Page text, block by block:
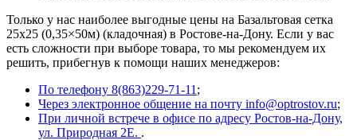
Только у нас наиболее выгодные цены на Базальтовая сетка
25х25 (0,35×50м) (кладочная) в Ростове-на-Дону. Если у вас
есть сложности при выборе товара, то мы рекомендуем их
решить, прибегнув к помощи наших менеджеров:
По телефону 8(863)229-71-11 ;
Через электронное общение на почту info@optrostov.ru;
При личной встрече в офисе по адресу Ростов-на-Дону,
ул. Природная 2Е. .